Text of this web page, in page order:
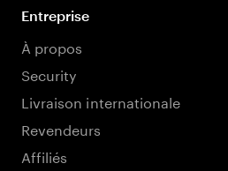
Entreprise
À propos
Security
Livraison internationale
Revendeurs
Affiliés